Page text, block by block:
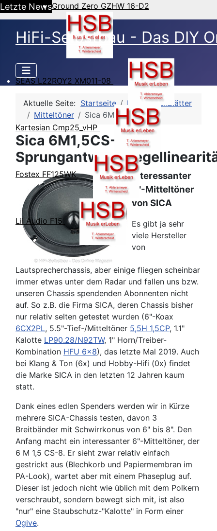
Letzte NewsGround Zero GZHW 16-D2
SEAS L22ROY2 XM011-08
Kartesian Cmp25_vHP
Fostex FF125WK
Lii Audio F15
HiFi-Selbstbau - Das DIY
Aktuelle Seite: Startseite
HSB-Datenblätter
Mitteltöner
Sica 6M1,5CS-8
Sica 6M1,5CS-8 -
Sprungantwort/
Interessanter
6"-Mitteltöner
von SICA
Es gibt ja sehr
viele Hersteller
von
Lautsprecherchassis, aber einige fliegen scheinbar
immer etwas unter dem Radar und fallen uns bzw.
unseren Chassis spendenden Abonnenten nicht
auf. So z.B. die Firma SICA, deren Chassis bisher
nur relativ selten getestet wurden (6"-Koax
6CX2PL, 5.5"-Tief-/Mitteltöner 5,5H 1,5CP, 1.1"
Kalotte LP90.28/N92TW, 1" Horn/Treiber-
Kombination HFU 6x8), das letzte Mal 2019. Auch
bei Klang & Ton (6x) und Hobby-Hifi (0x) findet
die Marke SICA in den letzten 12 Jahren kaum
statt.
Dank eines edlen Spenders werden wir in Kürze
mehrere SICA-Chassis testen, davon 3
Breitbänder mit Schwirrkonus von 6" bis 8". Den
Anfang macht ein interessanter 6"-Mitteltöner, der
6 M 1,5 CS-8. Er sieht zwar relativ einfach
gestrickt aus (Blechkorb und Papiermembran im
PA-Look), wartet aber mit einem Phaseplug auf.
Dieser ist jedoch nicht wie üblich mit dem Polkern
verschraubt, sondern bewegt sich mit, ist also
"nur" eine Staubschutz-"Kalotte" in Form einer
Ogive.